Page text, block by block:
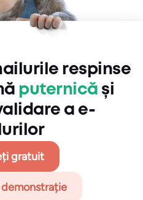
respinse
puternică și
a e-
gratuit